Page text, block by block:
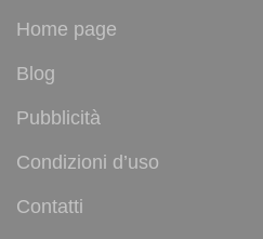
Home page
Blog
Pubblicità
Condizioni d’uso
Contatti